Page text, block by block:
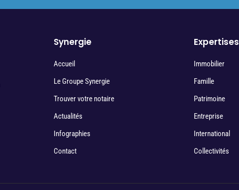
Synergie
Accueil
Le Groupe Synergie
Trouver votre notaire
Actualités
Infographies
Contact
Expertises
Immobilier
Famille
Patrimoine
Entreprise
International
Collectivités